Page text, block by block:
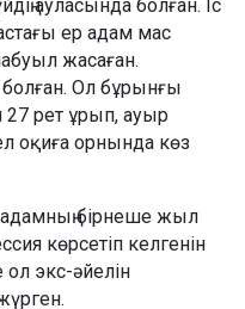
ауласында болған. Іс
ер адам мас
жасаған.
Ол бұрынғы
рет ұрып, ауыр
оқиға орнында көз
бірнеше жыл
көрсетіп келгенін
экс-әйелін